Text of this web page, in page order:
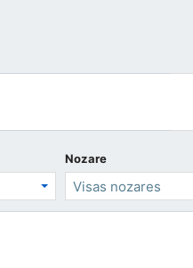
Nozare